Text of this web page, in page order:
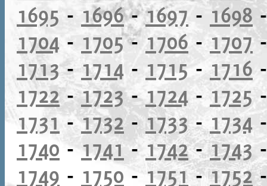
1695 - 1696-1697 - 1698
1704 - 1705-1706- 1707
1713-1714 - 1715-1716
1722-1723-1724-1725
1731 -1732-1733- 1734
1740 -1741- 1742-1743
1749 - 1750 -1751-1752